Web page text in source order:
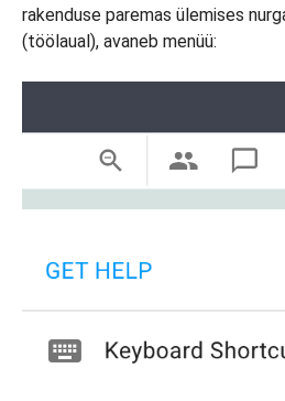
rakenduse paremas ülemises
(töölaual), avaneb menüü: